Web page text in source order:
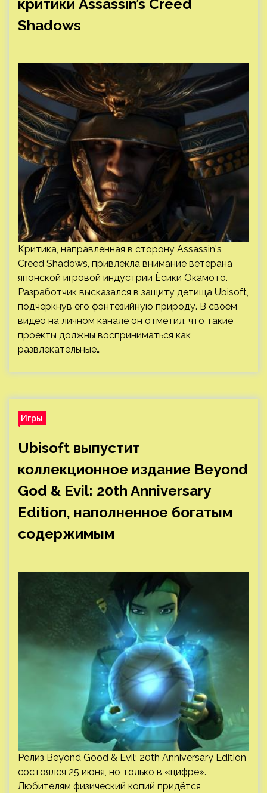
критики Assassin’s Creed
Shadows
Критика, направленная в сторону Assassin's
Creed Shadows, привлекла внимание ветерана
японской игровой индустрии Ёсики Окамото.
Разработчик высказался в защиту детища Ubisoft,
подчеркнув его фэнтезийную природу. В своём
видео на личном канале он отметил, что такие
проекты должны восприниматься как
развлекательные…
Игры
Ubisoft выпустит
коллекционное издание Beyond
God & Evil: 20th Anniversary
Edition, наполненное богатым
содержимым
Релиз Beyond Good & Evil: 20th Anniversary Edition
состоялся 25 июня, но только в «цифре».
Любителям физический копий придётся